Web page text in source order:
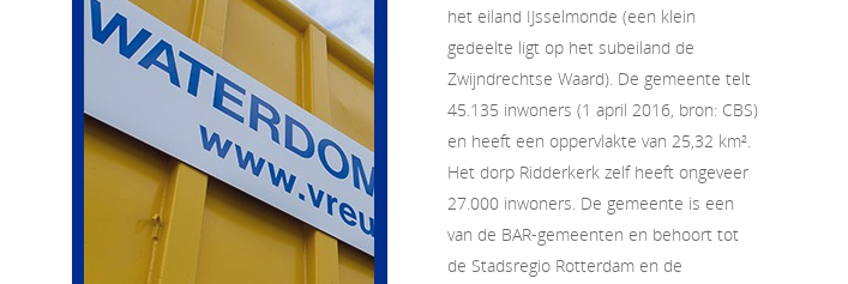
het eiland IJsselmonde (een klein
gedeelte ligt op het subeiland de
Zwijndrechtse Waard). De gemeente telt
45.135 inwoners (1 april 2016, bron: CBS)
en heeft een oppervlakte van 25,32 km².
Het dorp Ridderkerk zelf heeft ongeveer
27.000 inwoners. De gemeente is een
van de BAR-gemeenten en behoort tot
de Stadsregio Rotterdam en de